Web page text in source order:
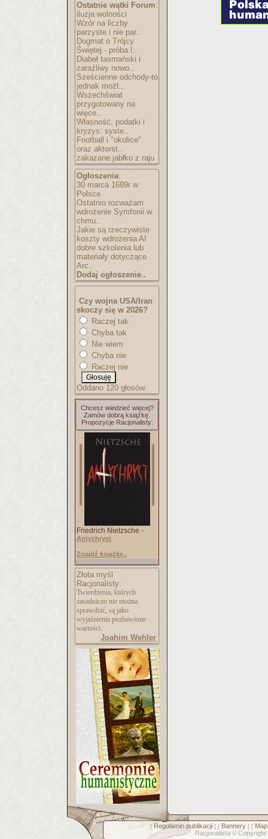
Ostatnie wątki Forum:
iluzja wolności
Wzór na liczby
parzyste i nie par..
Dogmat o Trójcy
Świętej - próba l..
Diabeł tasmański i
zaraźliwy nowo..
Sześcienne odchody-to
jednak możl..
Wszechświat
przygotowany na
więce..
Własność, podatki i
kryzys: syste..
Football i "okolice"
oraz aktorst..
zakazane jabłko z raju
Ogłoszenia:
30 marca 1689r w
Polsce
Ostatnio rozważam
wdrożenie Symfonii w
chmu..
Jakie są rzeczywiste
koszty wdrożenia AI
dobre szkolenia lub
materiały dotyczące
Arc..
Dodaj ogłoszenie..
Czy wojna USA/Iran
skoczy się w 2026?
Raczej tak
Chyba tak
Nie wiem
Chyba nie
Raczej nie
Oddano 120 głosów.
Chcesz wiedzieć więcej?
Zamów dobrą książkę.
Propozycje Racjonalisty:
Friedrich Nietzsche -
Antychryst
Znajdź książkę..
Złota myśl
Racjonalisty:
Twierdzenia, których
zasadniczo nie można
sprawdzić, są jako
wyjaśnienia pozbawione
wartości.
Joahim Wehler
[ Regulamin publikacji] [ Bannery] [
Racjonalista © Copyright